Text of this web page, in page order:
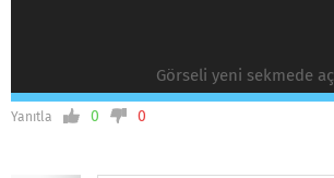
Görseli yeni sekmede aç
Yanıtla 0 0